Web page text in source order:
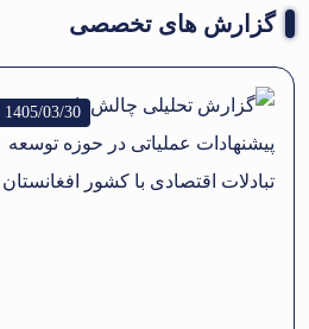
گزارش های تخصصی
1405/03/30